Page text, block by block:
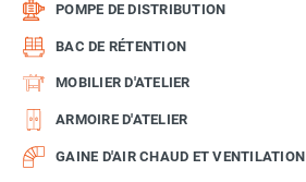
POMPE DE DISTRIBUTION
BAC DE RÉTENTION
MOBILIER D'ATELIER
ARMOIRE D'ATELIER
GAINE D'AIR CHAUD ET VENTILATION